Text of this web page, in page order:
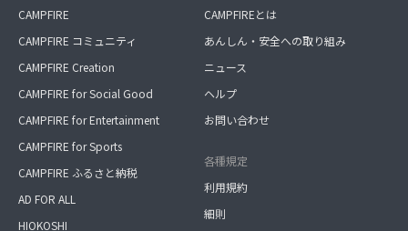
CAMPFIRE
CAMPFIRE コミュニティ
CAMPFIRE Creation
CAMPFIRE for Social Good
CAMPFIRE for Entertainment
CAMPFIRE for Sports
CAMPFIRE ふるさと納税
AD FOR ALL
HIOKOSHI
CAMPFIREとは
あんしん・安全への取り組み
ニュース
ヘルプ
お問い合わせ
各種規定
利用規約
細則